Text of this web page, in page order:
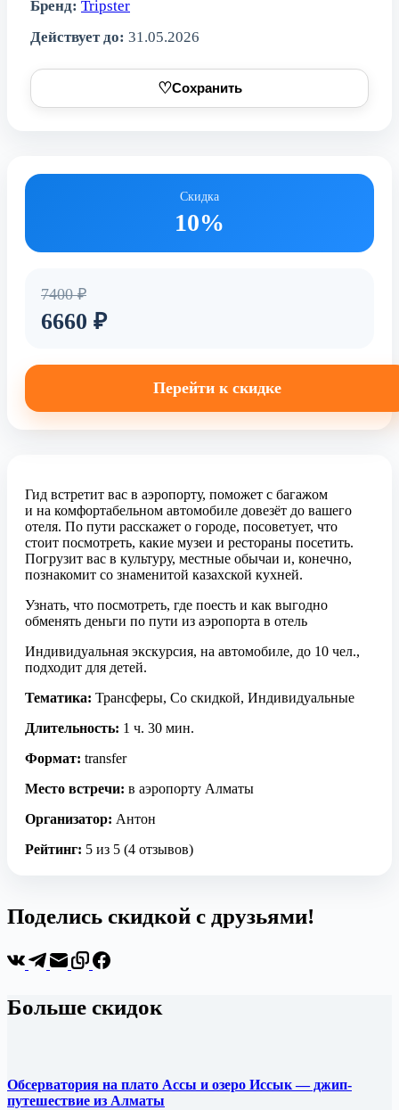
Бренд: Tripster
Действует до: 31.05.2026
♡Сохранить
Скидка
10%
7400 ₽
6660 ₽
Перейти к скидке
Гид встретит вас в аэропорту, поможет с багажом
и на комфортабельном автомобиле довезёт до вашего
отеля. По пути расскажет о городе, посоветует, что
стоит посмотреть, какие музеи и рестораны посетить.
Погрузит вас в культуру, местные обычаи и, конечно,
познакомит со знаменитой казахской кухней.
Узнать, что посмотреть, где поесть и как выгодно
обменять деньги по пути из аэропорта в отель
Индивидуальная экскурсия, на автомобиле, до 10 чел.,
подходит для детей.
Тематика: Трансферы, Со скидкой, Индивидуальные
Длительность: 1 ч. 30 мин.
Формат: transfer
Место встречи: в аэропорту Алматы
Организатор: Антон
Рейтинг: 5 из 5 (4 отзывов)
Поделись скидкой с друзьями!
Больше скидок
Обсерватория на плато Ассы и озеро Иссык — джип-
путешествие из Алматы